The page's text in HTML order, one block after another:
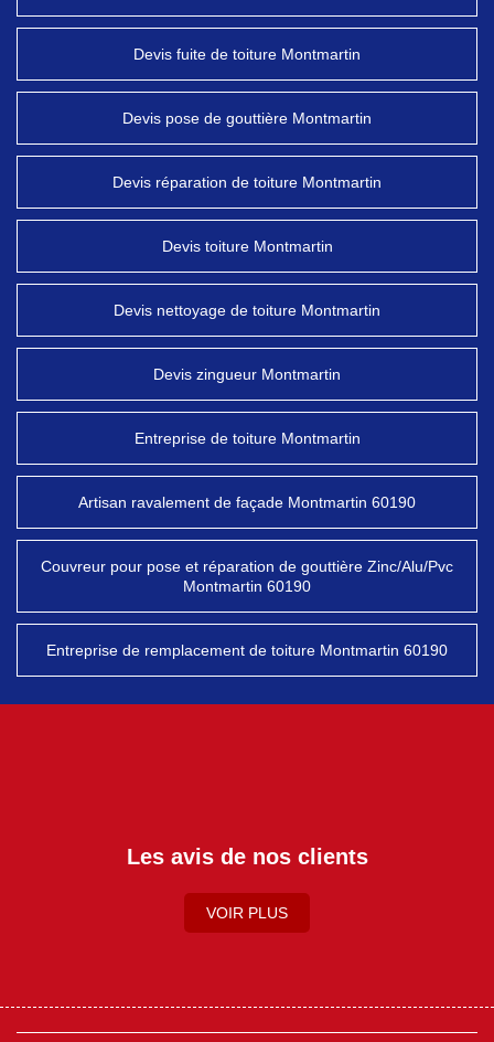
Devis fuite de toiture Montmartin
Devis pose de gouttière Montmartin
Devis réparation de toiture Montmartin
Devis toiture Montmartin
Devis nettoyage de toiture Montmartin
Devis zingueur Montmartin
Entreprise de toiture Montmartin
Artisan ravalement de façade Montmartin 60190
Couvreur pour pose et réparation de gouttière Zinc/Alu/Pvc
Montmartin 60190
Entreprise de remplacement de toiture Montmartin 60190
Les avis de nos clients
VOIR PLUS